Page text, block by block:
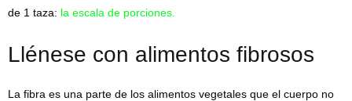
de 1 taza: la escala de porciones.
Llénese con alimentos fibrosos
La fibra es una parte de los alimentos vegetales que el cuerpo no